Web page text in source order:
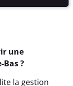
une
Bas ?
la gestion